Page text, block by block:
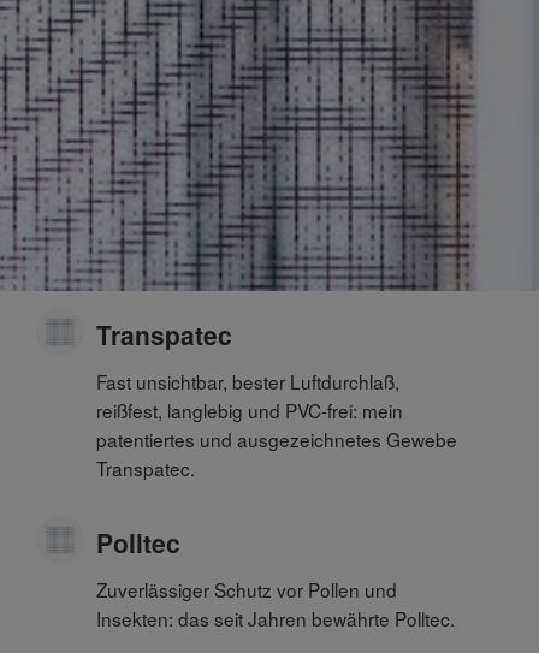
Transpatec
Fast unsichtbar, bester Luftdurchlaß,
reißfest, langlebig und PVC-frei: mein
patentiertes und ausgezeichnetes Gewebe
Transpatec.
Polltec
Zuverlässiger Schutz vor Pollen und
Insekten: das seit Jahren bewährte Polltec.